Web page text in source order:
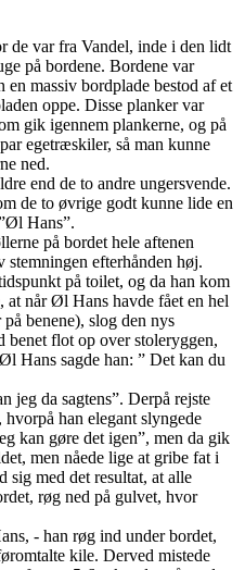
de var fra Vandel, inde i den lidt
på bordene. Bordene var
massiv bordplade bestod af et
oppe. Disse planker var
gik igennem plankerne, og på
egetræskiler, så man kunne
ned.
end de to andre ungersvende.
de to øvrige godt kunne lide en
Hans”.
på bordet hele aftenen
efterhånden høj.
på toilet, og da han kom
når Øl Hans havde fået en hel
benene), slog den nys
benet flot op over stoleryggen,
Hans sagde han: ” Det kan du
jeg da sagtens”. Derpå rejste
han elegant slyngede
kan gøre det igen”, men da gik
men nåede lige at gribe fat i
sig med det resultat, at alle
røg ned på gulvet, hvor
- han røg ind under bordet,
kile. Derved mistede